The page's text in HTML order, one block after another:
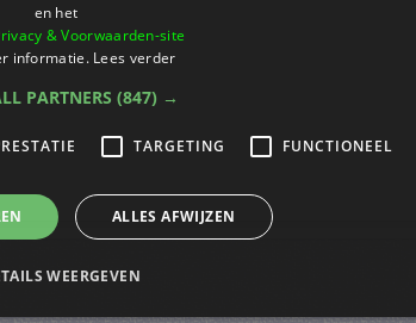
en het
& Voorwaarden-site
informatie. Lees verder
PARTNERS (847) →
TARGETING FUNCTIONEEL
ALLES AFWIJZEN
WEERGEVEN